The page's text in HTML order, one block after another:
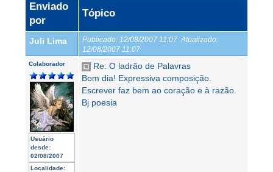
Enviado
por
Tópico
Juli Lima Publicado: 12/08/2007 11:07 Atualizado:
12/08/2007 11:07
Colaborador
Usuário
desde:
02/08/2007
Localidade:
Re: O ladrão de Palavras
Bom dia! Expressiva composição.
Escrever faz bem ao coração e à razão.
Bj poesia